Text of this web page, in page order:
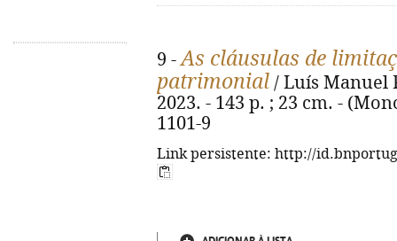
9 -As cláusulas de
patrimonial / Luís Manuel
2023. - 143 p. ; 23 cm. -
1101-9
Link persistente: http://